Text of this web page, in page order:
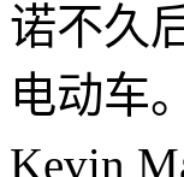
诺不久
电动车
Kevin